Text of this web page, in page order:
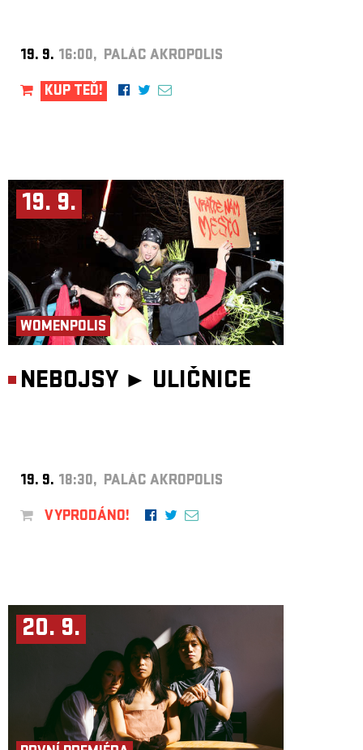
19. 9. 16:00, PALÁC AKROPOLIS
KUP TEĎ!
19. 9.
WOMENPOLIS
NEBOJSY ► ULIČNICE
19. 9. 18:30, PALÁC AKROPOLIS
VYPRODÁNO!
20. 9.